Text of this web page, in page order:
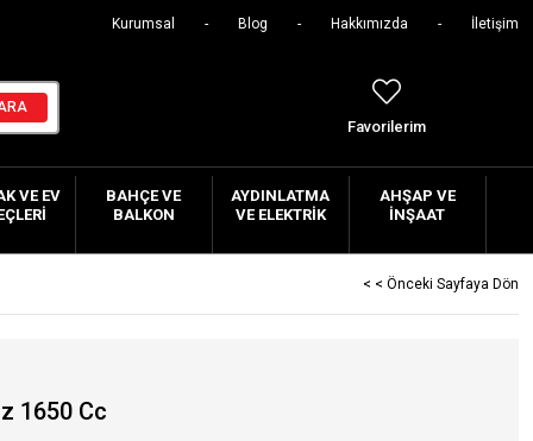
Kurumsal Blog Hakkımızda İletişim
Favorilerim
VE EV
BAHÇE VE
BALKON
AYDINLATMA
VE ELEKTRIK
AHŞAP VE
İNŞAAT
< < Önceki Sayfaya Dön
1650 Cc